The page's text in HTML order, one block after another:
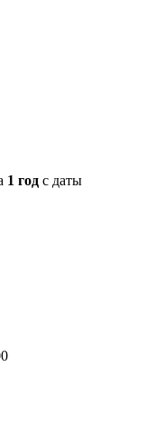
1 год с даты